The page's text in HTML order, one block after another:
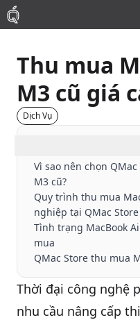
Mac
MacBook Pro
Phụ Kiện
Thu Mua
Sửa Chữa
Thay Linh Kiện
Thu mua
M3 cũ giá
Dịch Vụ
Vì sao nên chọn
M3 cũ?
Quy trình thu mua
nghiệp tại QMac Store
Tình trạng MacBook
mua
QMac Store thu mua
Thời đại công nghệ
nhu cầu nâng cấp